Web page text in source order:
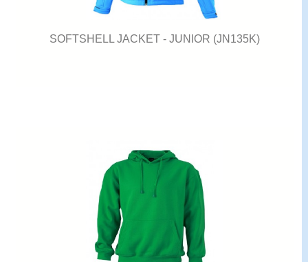
SOFTSHELL JACKET - JUNIOR (JN135K)